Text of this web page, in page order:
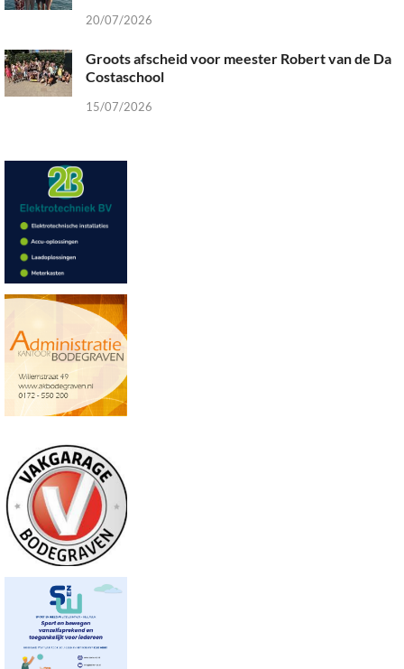
20/07/2026
Groots afscheid voor meester Robert van de Da
Costaschool
15/07/2026